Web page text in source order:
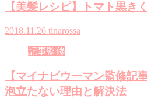
【美髪レシピ】トマト黒き
2018.11.26 tinarossa
記事監修
【マイナビウーマン監修記
泡立たない理由と解決法